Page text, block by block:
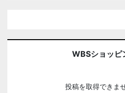
WBSショッピ
投稿を取得できま